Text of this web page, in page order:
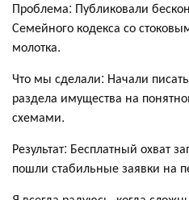
Проблема: Публиковали
Семейного кодекса со
молотка.
Что мы сделали: Начали
раздела имущества на
схемами.
Результат: Бесплатный охват
пошли стабильные заявки на